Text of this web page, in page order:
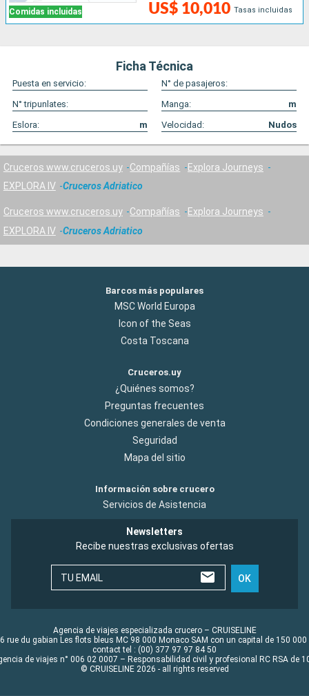
Comidas incluidas US$ 10,010 Tasas incluidas
Ficha Técnica
Puesta en servicio:
N° de pasajeros:
N° tripunlates:
Manga:
m
Eslora:
m Velocidad: Nudos
Cruceros www.cruceros.uy Compañías
Explora Journeys
EXPLORA IV
Cruceros Adriatico
Cruceros www.cruceros.uy Compañías
Explora Journeys
EXPLORA IV
Cruceros Adriatico
Barcos más populares
MSC World Europa
Icon of the Seas
Costa Toscana
Cruceros.uy
¿Quiénes somos?
Preguntas frecuentes
Condiciones generales de venta
Seguridad
Mapa del sitio
Información sobre crucero
Servicios de Asistencia
Newsletters
Recibe nuestras exclusivas ofertas
TU EMAIL OK
Agencia de viajes especializada crucero – CRUISELINE
rue du gabian Les flots bleus MC 98 000 Monaco SAM con un capital de 150 000
contact tel : (00) 377 97 97 84 50
de viajes n° 006 02 0007 – Responsabilidad civil y profesional RC RSA de
© CRUISELINE 2026 - all rights reserved